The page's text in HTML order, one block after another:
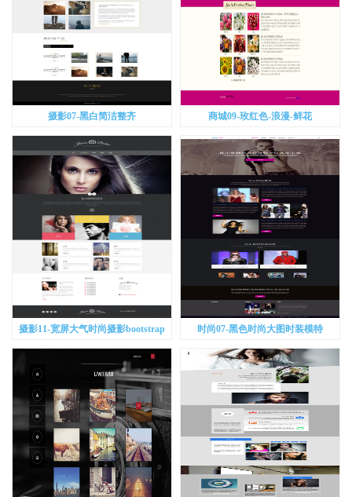
摄影07-黑白简洁整齐 商城09-玫红色-浪漫-鲜花
摄影11-宽屏大气时尚摄影bootstrap
时尚07-黑色时尚大图时装模特
bootstrap